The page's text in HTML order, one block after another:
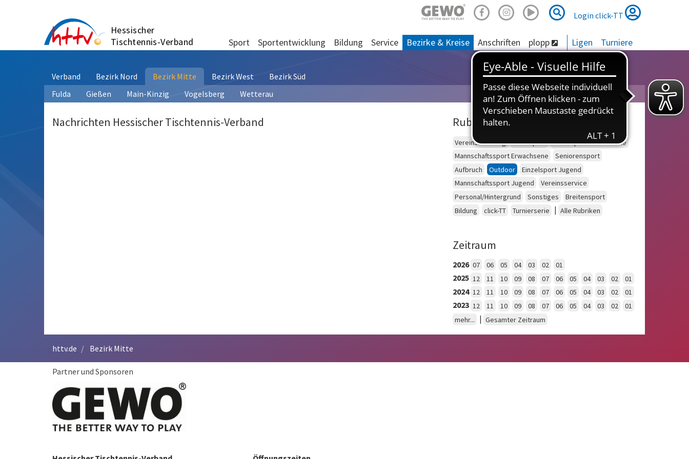
Hessischer
Tischtennis-Verband
Suche
Suche
Login click-TT
Sport Sportentwicklung Bildung Service Bezirke & Kreise Anschriften plopp Ligen Turniere
Verband Bezirk Nord Bezirk Mitte Bezirk West
Bezirk Süd
Fulda
Gießen Main-Kinzig Vogelsberg Wetterau
Nachrichten Hessischer Tischtennis-Verband Rubriken
Vereinsberatung Schulsport
Einzelsport Erwachsene
Mannschaftssport Erwachsene
Seniorensport
Aufbruch
Outdoor
Einzelsport Jugend
Mannschaftssport Jugend
Vereinsservice
Personal/Hintergrund
Sonstiges
Breitensport
Bildung
click-TT Turnierserie | Alle Rubriken
Zeitraum
2026 07 06 05 04 03 02 01
2025 12 11 10 09 08 07 06 05 04 03 02 01
2024 12 11 10 09 08 07 06 05 04 03 02 01
2023 12 11 10 09 08 07 06 05 04 03 02
01
mehr...
| Gesamter Zeitraum
httv.de Bezirk Mitte
Partner und Sponsoren